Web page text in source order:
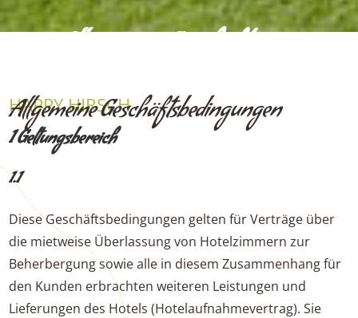
HAPPY.HIRSCH
Allgemeine Geschäftsbedingungen
1 Geltungsbereich
1.1
Diese Geschäftsbedingungen gelten für Verträge über
die mietweise Überlassung von Hotelzimmern zur
Beherbergung sowie alle in diesem Zusammenhang für
den Kunden erbrachten weiteren Leistungen und
Lieferungen des Hotels (Hotelaufnahmevertrag). Sie